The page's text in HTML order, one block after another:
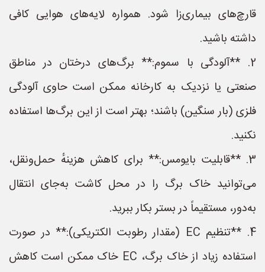
قارچ‌های بیماری‌زا شود. همواره لایه‌های هوایی کافی
داشته باشید.
2. **آلودگی با سموم:** برگ‌های درختان در مناطق
صنعتی یا نزدیک به کارخانه ممکن است حاوی آلودگی
فلزی (بار سنگین) باشند؛ بهتر است از این برگ‌ها استفاده
نکنید.
3. **قابلیت بایومس:** برای کاهش هزینهٔ حمل‌ونقل،
می‌توانید خاک برگ را در محل کاشت به‌جای انتقال
به‌دور، مستقیماً در بستر بکار ببرید.
4. **تنظیم EC (مقدار رطوبت الکتریکی):** در صورت
استفاده زیاد از خاک برگ، EC خاک ممکن است کاهش